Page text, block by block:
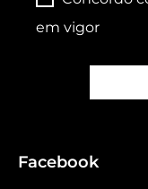
em vigor
Facebook